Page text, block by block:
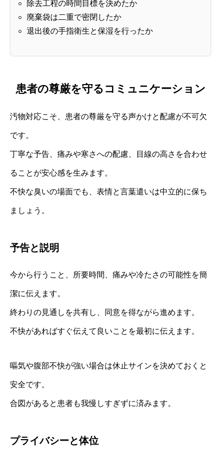
除去工程の時間目標を決めたか
廃棄袋は二重で密閉したか
退出後の手指衛生と保湿を行ったか
患者の尊厳を守るコミュニケーション
汚物対応こそ、患者の尊厳を守る声かけと配慮が不可欠
です。
丁寧な予告、痛みや寒さへの配慮、目線の高さを合わせ
ることが安心感を生みます。
不快な臭いの場面でも、表情と言葉遣いは中立的に保ち
ましょう。
予告と説明
今から行うこと、所要時間、痛みや冷たさの可能性を簡
潔に伝えます。
終わりの見通しを共有し、同意を得ながら進めます。
不快があればすぐ伝えて良いことを最初に伝えます。
嘔気や腹部不快が強い場合は休止サインを決めておくと
安全です。
合図があると患者も我慢しすぎずに済みます。
プライバシーと体位